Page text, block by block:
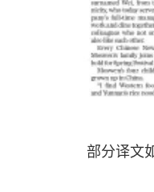
部分译文